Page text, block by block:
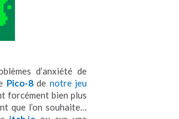
d’anxiété de
Pico-8de notre jeu
forcément bien plus
que l’on souhaite…